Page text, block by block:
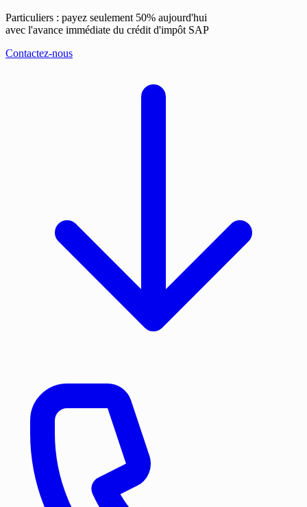
Particuliers : payez seulement 50% aujourd'hui
avec l'avance immédiate du crédit d'impôt SAP
Contactez-nous